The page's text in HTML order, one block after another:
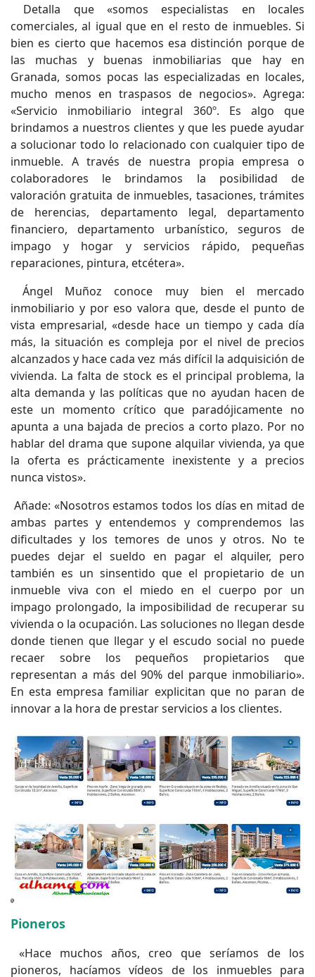
Detalla que «somos especialistas en locales
comerciales, al igual que en el resto de inmuebles. Si
bien es cierto que hacemos esa distinción porque de
las muchas y buenas inmobiliarias que hay en
Granada, somos pocas las especializadas en locales,
mucho menos en traspasos de negocios». Agrega:
«Servicio inmobiliario integral 360º. Es algo que
brindamos a nuestros clientes y que les puede ayudar
a solucionar todo lo relacionado con cualquier tipo de
inmueble. A través de nuestra propia empresa o
colaboradores le brindamos la posibilidad de
valoración gratuita de inmuebles, tasaciones, trámites
de herencias, departamento legal, departamento
financiero, departamento urbanístico, seguros de
impago y hogar y servicios rápido, pequeñas
reparaciones, pintura, etcétera».
Ángel Muñoz conoce muy bien el mercado
inmobiliario y por eso valora que, desde el punto de
vista empresarial, «desde hace un tiempo y cada día
más, la situación es compleja por el nivel de precios
alcanzados y hace cada vez más difícil la adquisición de
vivienda. La falta de stock es el principal problema, la
alta demanda y las políticas que no ayudan hacen de
este un momento crítico que paradójicamente no
apunta a una bajada de precios a corto plazo. Por no
hablar del drama que supone alquilar vivienda, ya que
la oferta es prácticamente inexistente y a precios
nunca vistos».
Añade: «Nosotros estamos todos los días en mitad de
ambas partes y entendemos y comprendemos las
dificultades y los temores de unos y otros. No te
puedes dejar el sueldo en pagar el alquiler, pero
también es un sinsentido que el propietario de un
inmueble viva con el miedo en el cuerpo por un
impago prolongado, la imposibilidad de recuperar su
vivienda o la ocupación. Las soluciones no llegan desde
donde tienen que llegar y el escudo social no puede
recaer sobre los pequeños propietarios que
representan a más del 90% del parque inmobiliario».
En esta empresa familiar explicitan que no paran de
innovar a la hora de prestar servicios a los clientes.
Pioneros
«Hace muchos años, creo que seríamos de los
pioneros, hacíamos vídeos de los inmuebles para